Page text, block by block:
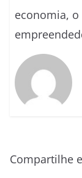
economia,
Compartilhe